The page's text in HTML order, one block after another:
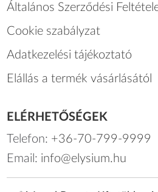
Általános Szerződési
Cookie szabályzat
Adatkezelési tájékoztató
Elállás a termék vásárlásától
ELÉRHETŐSÉGEK
Telefon: +36-70-799-9999
Email: info@elysium.hu